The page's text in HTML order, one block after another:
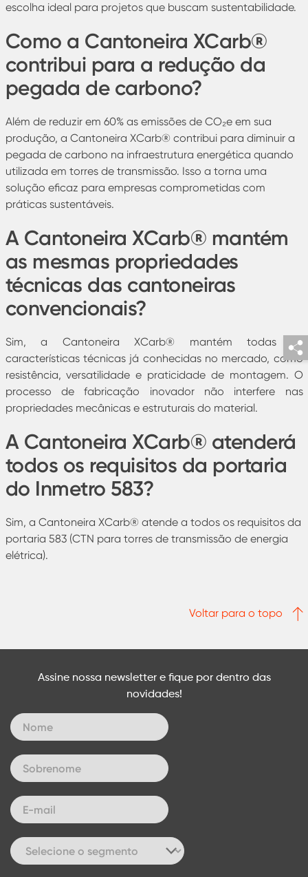
escolha ideal para projetos que buscam sustentabilidade.
Como a Cantoneira XCarb®
contribui para a redução da
pegada de carbono?
Além de reduzir em 60% as emissões de CO₂e em sua
produção, a Cantoneira XCarb® contribui para diminuir a
pegada de carbono na infraestrutura energética quando
utilizada em torres de transmissão. Isso a torna uma
solução eficaz para empresas comprometidas com
práticas sustentáveis.
A Cantoneira XCarb® mantém
as mesmas propriedades
técnicas das cantoneiras
convencionais?
Sim, a Cantoneira XCarb® mantém todas as
características técnicas já conhecidas no mercado, como
resistência, versatilidade e praticidade de montagem. O
processo de fabricação inovador não interfere nas
propriedades mecânicas e estruturais do material.
A Cantoneira XCarb® atenderá
todos os requisitos da portaria
do Inmetro 583?
Sim, a Cantoneira XCarb® atende a todos os requisitos da
portaria 583 (CTN para torres de transmissão de energia
elétrica).
Voltar para o topo
Assine nossa newsletter e fique por dentro das
novidades!